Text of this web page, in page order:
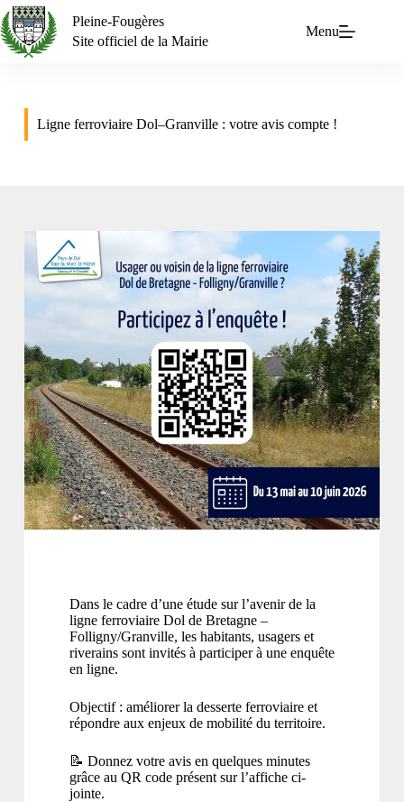
Pleine-Fougères
Site officiel de la Mairie
Menu
Ligne ferroviaire Dol–Granville : votre avis compte !
Dans le cadre d’une étude sur l’avenir de la
ligne ferroviaire Dol de Bretagne –
Folligny/Granville, les habitants, usagers et
riverains sont invités à participer à une enquête
en ligne.
Objectif : améliorer la desserte ferroviaire et
répondre aux enjeux de mobilité du territoire.
📝 Donnez votre avis en quelques minutes
grâce au QR code présent sur l’affiche ci-
jointe.